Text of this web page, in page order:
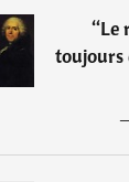
“Le
toujours